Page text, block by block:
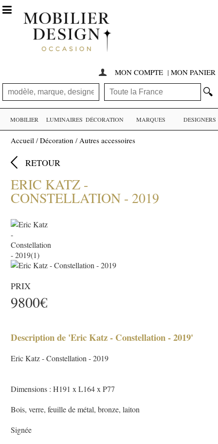
 MON COMPTE | MON PANIER
🔍

MOBILIER LUMINAIRES DÉCORATION MARQUES DESIGNERS
Accueil /Décoration /Autres accessoires
 RETOUR
ERIC KATZ -
CONSTELLATION - 2019
PRIX
9800€
Description de 'Eric Katz - Constellation - 2019'
Eric Katz - Constellation - 2019
Dimensions : H191 x L164 x P77
Bois, verre, feuille de métal, bronze, laiton
Signée